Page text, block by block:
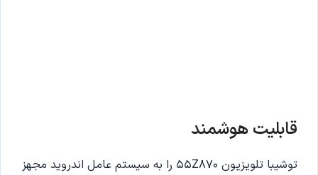
قابلیت هوشمند
توشیبا تلویزیون 55Z870 را به سیستم عامل اندروید مجهز